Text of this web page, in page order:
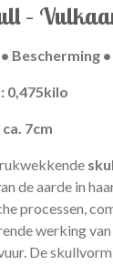
–
Bescherming
0,475kilo
7cm
de aarde in
processen,
werking
De